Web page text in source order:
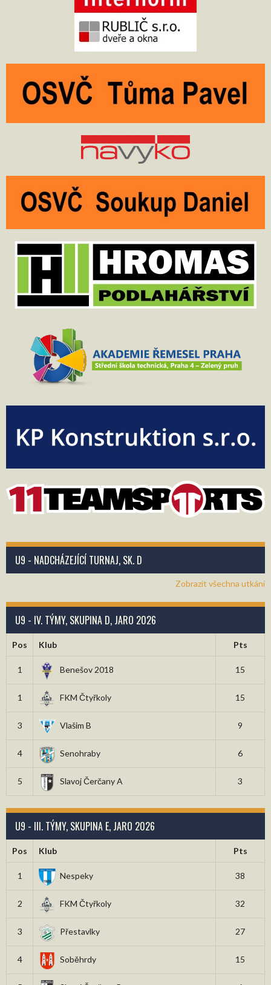
U9 - NADCHÁZEJÍCÍ TURNAJ, SK. D
Zobrazit všechna utkání
U9 - IV. TÝMY, SKUPINA D, JARO 2026
Pos Klub Pts
1 Benešov 2018 15
1 FKM Čtyřkoly 15
3 Vlašim B 9
4 Senohraby 6
5 Slavoj Čerčany A 3
U9 - III. TÝMY, SKUPINA E, JARO 2026
Pos Klub Pts
1 Nespeky 38
2 FKM Čtyřkoly 32
3 Přestavlky 27
4 Soběhrdy 15